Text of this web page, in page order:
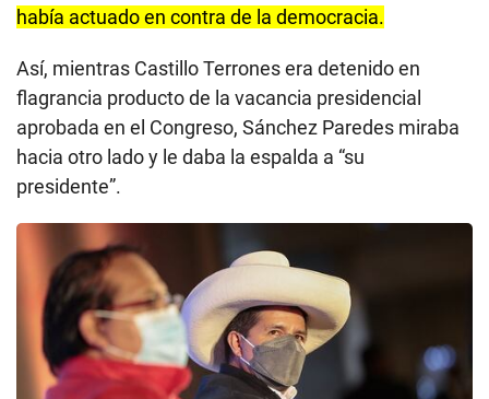
había actuado en contra de la democracia.
Así, mientras Castillo Terrones era detenido en
flagrancia producto de la vacancia presidencial
aprobada en el Congreso, Sánchez Paredes miraba
hacia otro lado y le daba la espalda a “su
presidente”.